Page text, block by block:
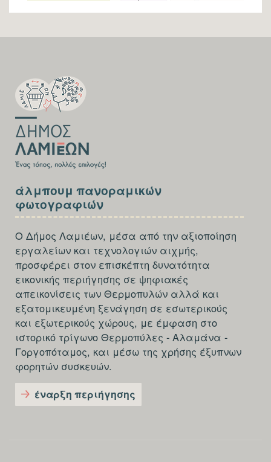
FOOTER-
FIRST
SECTION
FOOTER-
THIRD
άλμπουμ πανοραμικών
φωτογραφιών
Ο Δήμος Λαμιέων, μέσα από την αξιοποίηση
εργαλείων και τεχνολογιών αιχμής,
προσφέρει στον επισκέπτη δυνατότητα
εικονικής περιήγησης σε ψηφιακές
απεικονίσεις των Θερμοπυλών αλλά και
εξατομικευμένη ξενάγηση σε εσωτερικούς
και εξωτερικούς χώρους, με έμφαση στο
ιστορικό τρίγωνο Θερμοπύλες - Αλαμάνα -
Γοργοπόταμος, και μέσω της χρήσης έξυπνων
φορητών συσκευών.
έναρξη περιήγησης